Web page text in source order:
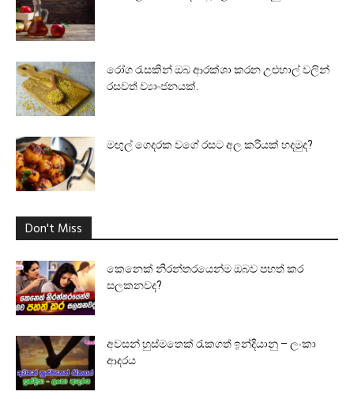
රෝග රැසකින් ඔබ ආරක්ශා කරන උළුහාල් වලින්
රසවත් ව්‍යාංජනයක්.
මඟුල් ගෙදරක වගේ රසට අල කරියක් හදමුද?
Don't Miss
කෙනෙක් නිරන්තරයෙන්ම ඔබව පහත් කර
සලකනවද?
අවසන් හුස්මතෙක් රැකගත් ඉන්දියානු – ලංකා
ආදරය